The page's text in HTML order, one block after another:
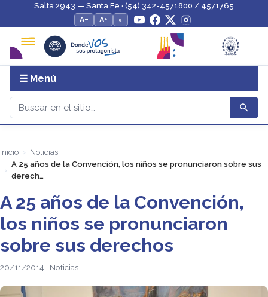
Salta 2943 — Santa Fe · (54) 342-4571800 / 4571765
A−
A+ ◐
☰ Menú
Inicio
Noticias
A 25 años de la Convención, los niños se pronunciaron sobre sus
derech…
A 25 años de la Convención,
los niños se pronunciaron
sobre sus derechos
20/11/2014 · Noticias